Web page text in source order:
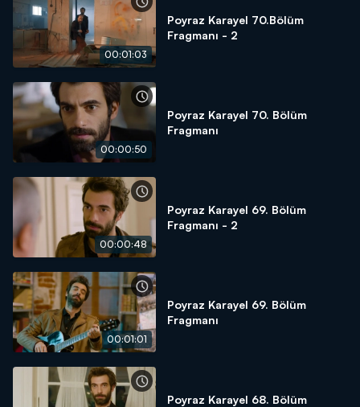
00:01:03
Poyraz Karayel 70.Bölüm
Fragmanı - 2
00:00:50
Poyraz Karayel 70. Bölüm
Fragmanı
00:00:48
Poyraz Karayel 69. Bölüm
Fragmanı - 2
00:01:01
Poyraz Karayel 69. Bölüm
Fragmanı
Poyraz Karayel 68. Bölüm